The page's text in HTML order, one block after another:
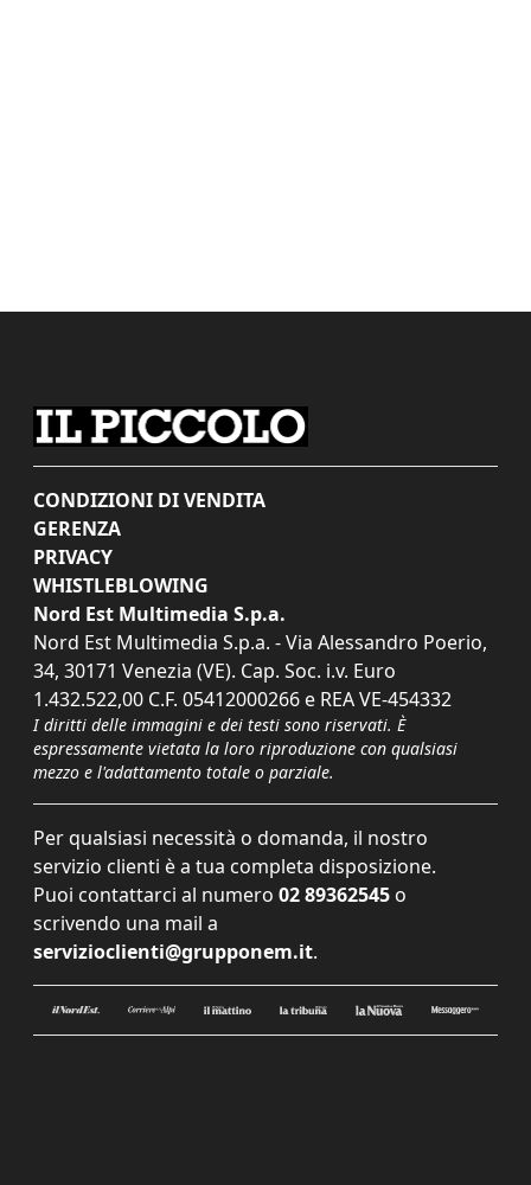
CONDIZIONI DI VENDITA
GERENZA
PRIVACY
WHISTLEBLOWING
Nord Est Multimedia S.p.a.
Nord Est Multimedia S.p.a. - Via Alessandro Poerio,
34, 30171 Venezia (VE). Cap. Soc. i.v. Euro
1.432.522,00 C.F. 05412000266 e REA VE-454332
I diritti delle immagini e dei testi sono riservati. È
espressamente vietata la loro riproduzione con qualsiasi
mezzo e l'adattamento totale o parziale.
Per qualsiasi necessità o domanda, il nostro
servizio clienti è a tua completa disposizione.
Puoi contattarci al numero 02 89362545 o
scrivendo una mail a
servizioclienti@grupponem.it.